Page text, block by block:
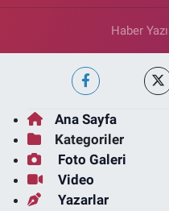
Haber
Ana Sayfa
Kategoriler
Foto Galeri
Video
Yazarlar